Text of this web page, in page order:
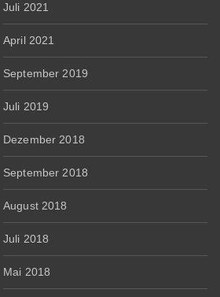
Juli 2021
April 2021
September 2019
Juli 2019
Dezember 2018
September 2018
August 2018
Juli 2018
Mai 2018